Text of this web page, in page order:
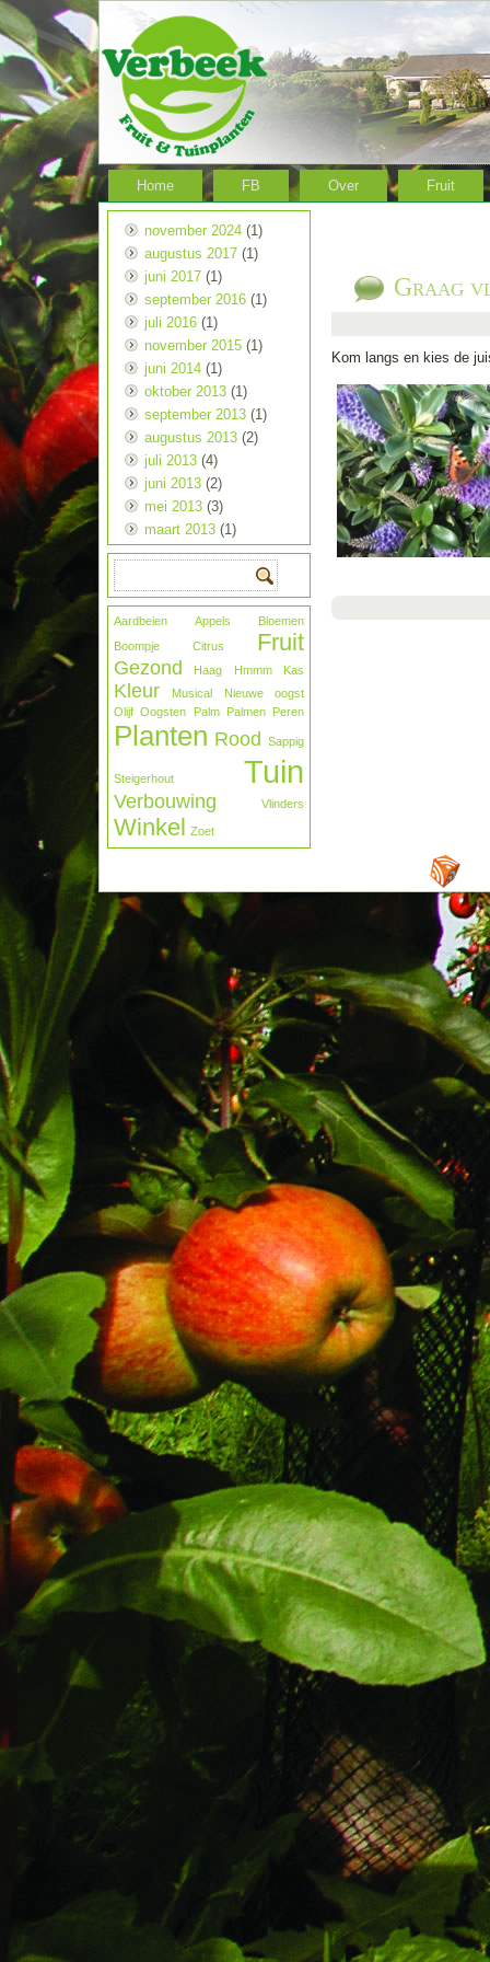
Home FB Over Fruit
november 2024 (1)
augustus 2017 (1)
juni 2017 (1)
september 2016 (1)
juli 2016 (1)
november 2015 (1)
juni 2014 (1)
oktober 2013 (1)
september 2013 (1)
augustus 2013 (2)
juli 2013 (4)
juni 2013 (2)
mei 2013 (3)
maart 2013 (1)
Aardbeien Appels
Bloemen
Boompje
Citrus Fruit
Gezond Haag Hmmm Kas
Kleur Musical
Nieuwe oogst
Olijf Oogsten Palm Palmen Peren
Planten Rood Sappig
Steigerhout Tuin
Verbouwing Vlinders
Winkel Zoet
Graag
Kom langs en kies de